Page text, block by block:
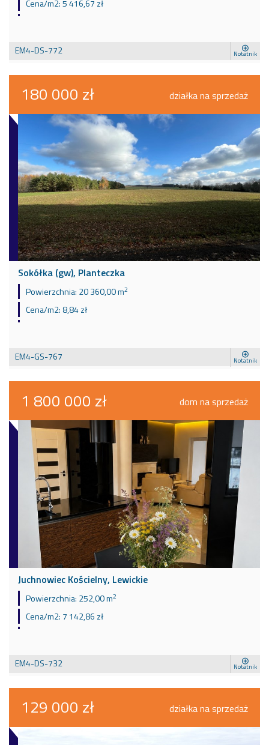
Cena/m2:5 416,67 zł
EM4-DS-772 Notatnik
180 000 zł działka na sprzedaż
Sokółka (gw), Planteczka
Powierzchnia: 20 360,00 m2
Cena/m2: 8,84 zł
EM4-GS-767 Notatnik
1 800 000 zł dom na sprzedaż
Juchnowiec Kościelny, Lewickie
Powierzchnia: 252,00 m2
Cena/m2: 7 142,86 zł
EM4-DS-732 Notatnik
129 000 zł działka na sprzedaż